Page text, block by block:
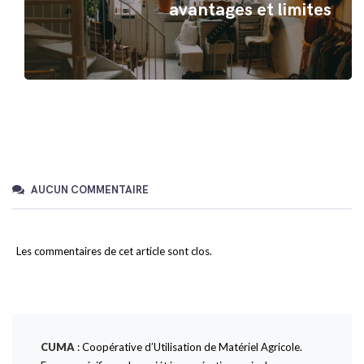
avantages et limites
AUCUN COMMENTAIRE
Les commentaires de cet article sont clos.
CUMA : Coopérative d’Utilisation de Matériel Agricole.